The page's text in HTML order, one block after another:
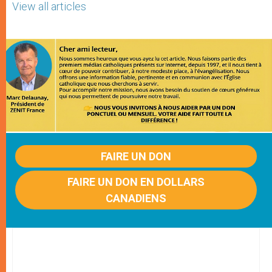
View all articles
FAIRE UN DON
FAIRE UN DON EN DOLLARS
CANADIENS